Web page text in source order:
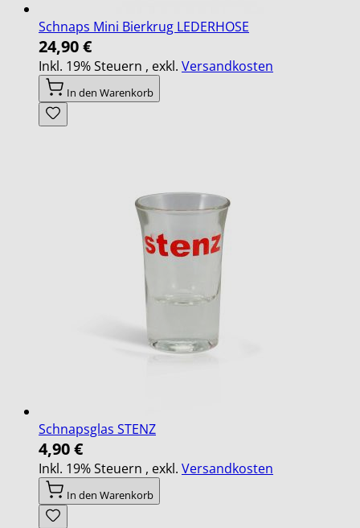
Schnaps Mini Bierkrug LEDERHOSE
24,90 €
Inkl. 19% Steuern , exkl. Versandkosten
In den Warenkorb
Schnapsglas STENZ
4,90 €
Inkl. 19% Steuern , exkl. Versandkosten
In den Warenkorb